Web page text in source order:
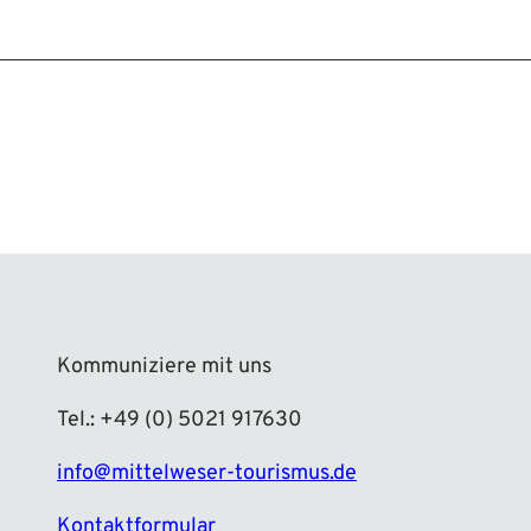
Kommuniziere mit uns
Tel.: +49 (0) 5021 917630
info@mittelweser-tourismus.de